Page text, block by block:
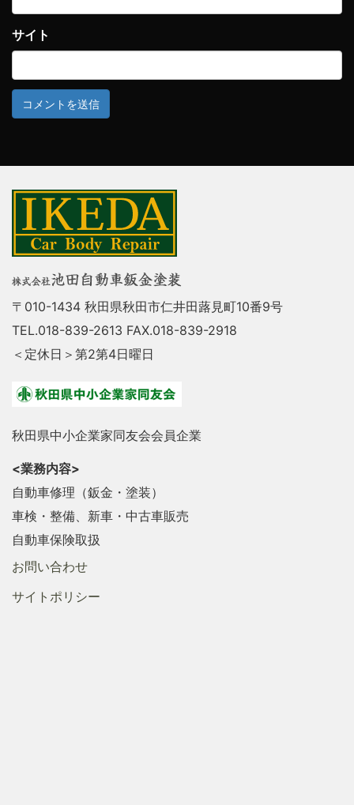
サイト
〒010-1434 秋田県秋田市仁井田蕗見町10番9号
TEL.018-839-2613 FAX.018-839-2918
＜定休日＞第2第4日曜日
秋田県中小企業家同友会会員企業
<業務内容>
自動車修理（鈑金・塗装）
車検・整備、新車・中古車販売
自動車保険取扱
お問い合わせ
サイトポリシー